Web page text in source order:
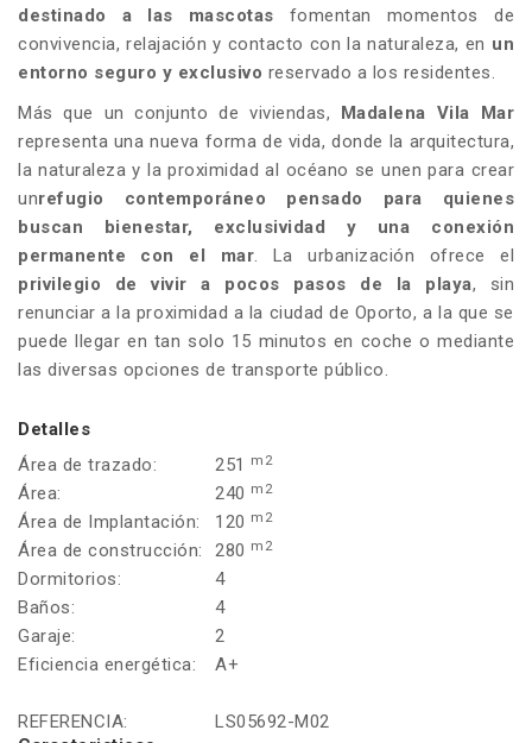
destinado a las mascotas fomentan momentos de
convivencia, relajación y contacto con la naturaleza, en un
entorno seguro y exclusivo reservado a los residentes.
Más que un conjunto de viviendas,
Madalena Vila Mar
representa una nueva forma de vida, donde la arquitectura,
la naturaleza y la proximidad al océano se unen para crear
unrefugio contemporáneo pensado para quienes
buscan bienestar, exclusividad y una conexión
permanente con el mar. La urbanización ofrece el
privilegio de vivir a pocos pasos de la playa, sin
renunciar a la proximidad a la ciudad de Oporto, a la que se
puede llegar en tan solo 15 minutos en coche o mediante
las diversas opciones de transporte público.
Detalles
Área de trazado:
251 m2
Área: 240 m2
Área de Implantación: 120 m2
Área de construcción: 280 m2
Dormitorios:
4
Baños:
4
Garaje:
2
Eficiencia energética:
A+
REFERENCIA:
LS05692-M02